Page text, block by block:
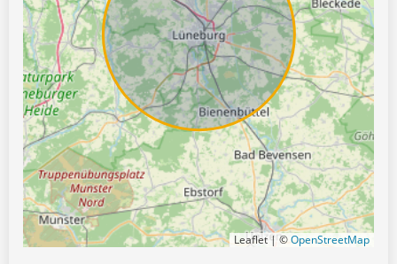
Leaflet | ©OpenStreetMap